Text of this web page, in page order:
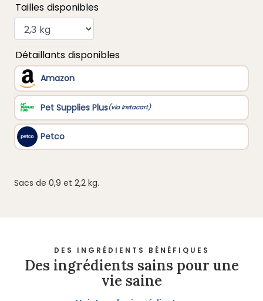
Sacs de 0,9 et 2,2 kg.
DES INGRÉDIENTS BÉNÉFIQUES
Des ingrédients sains pour une
vie saine